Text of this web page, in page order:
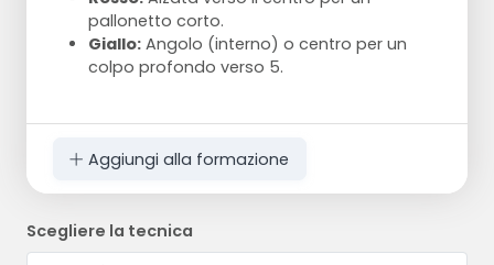
pallonetto corto.
Giallo: Angolo (interno) o centro per un
colpo profondo verso 5.
Aggiungi alla formazione
Scegliere la tecnica